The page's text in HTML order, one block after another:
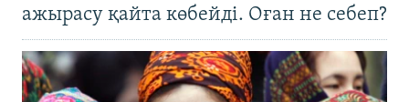
ажырасу қайта көбейді. Оған не себеп?